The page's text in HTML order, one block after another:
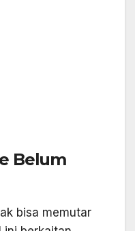
Belum
bisa memutar